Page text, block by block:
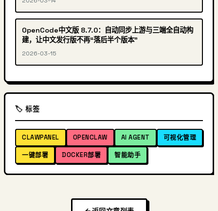
OpenCode中文版 8.7.0：自动同步上游与三端全自动构
建，让中文发行版不再“落后半个版本”
2026-03-15
🏷️ 标签
CLAWPANEL OPENCLAW AI AGENT 可视化管理
一键部署 DOCKER部署 智能助手